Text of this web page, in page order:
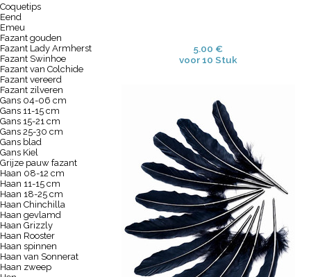
Coquetips
Eend
Emeu
Fazant gouden
Fazant Lady Armherst
Fazant Swinhoe
Fazant van Colchide
Fazant vereerd
Fazant zilveren
Gans 04-06 cm
Gans 11-15 cm
Gans 15-21 cm
Gans 25-30 cm
Gans blad
Gans Kiel
Grijze pauw fazant
Haan 08-12 cm
Haan 11-15 cm
Haan 18-25 cm
Haan Chinchilla
Haan gevlamd
Haan Grizzly
Haan Rooster
Haan spinnen
Haan van Sonnerat
Haan zweep
5.00 €
voor 10 Stuk